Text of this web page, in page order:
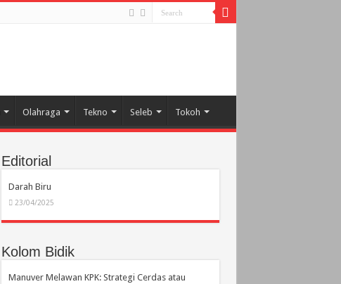
Olahraga Tekno Seleb Tokoh
Editorial
Darah Biru
23/04/2025
Kolom Bidik
Manuver Melawan KPK: Strategi Cerdas atau